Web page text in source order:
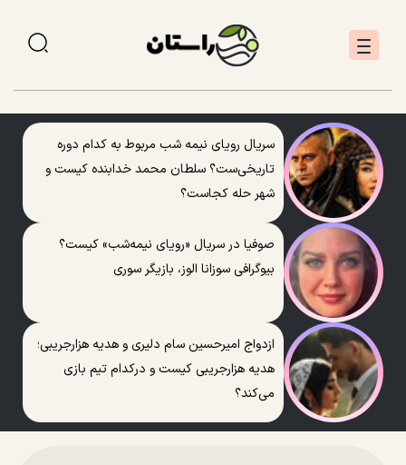
سریال رویای نیمه شب مربوط به کدام دوره
تاریخی‌ست؟ سلطان محمد خدابنده کیست و
شهر حله کجاست؟
صوفیا در سریال «رویای نیمه‌شب» کیست؟
بیوگرافی سوزانا الوز، بازیگر سوری
ازدواج امیرحسین سام دلیری و هدیه هزارجریبی؛
هدیه هزارجریبی کیست و درکدام تیم بازی
می‌کند؟